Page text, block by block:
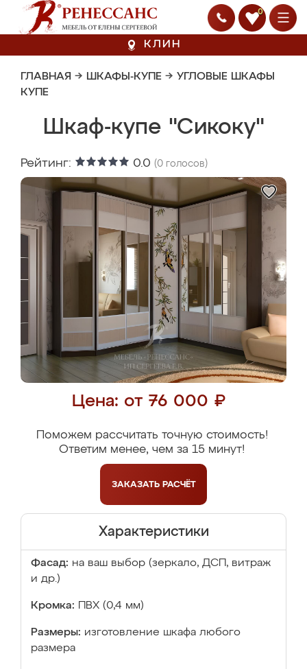
0
КЛИН
ГЛАВНАЯ → ШКАФЫ-КУПЕ → УГЛОВЫЕ ШКАФЫ
КУПЕ
Шкаф-купе "Сикоку"
Рейтинг: 0.0 (0 голосов)
Цена: от 76 000 ₽
Поможем рассчитать точную стоимость!
Ответим менее, чем за 15 минут!
ЗАКАЗАТЬ РАСЧЁТ
Характеристики
Фасад: на ваш выбор (зеркало, ДСП, витраж
и др.)
Кромка: ПВХ (0,4 мм)
Размеры: изготовление шкафа любого
размера